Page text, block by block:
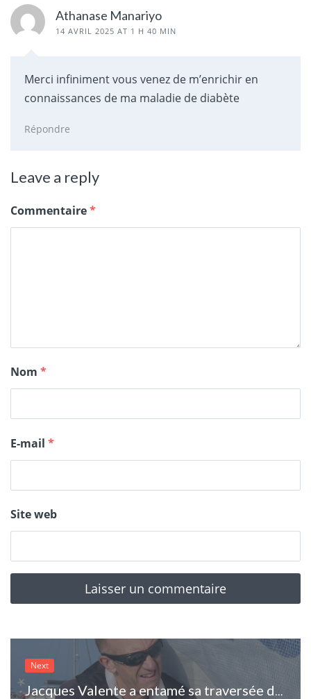
Athanase Manariyo
14 AVRIL 2025 AT 1 H 40 MIN
Merci infiniment vous venez de m’enrichir en
connaissances de ma maladie de diabète
Répondre
Leave a reply
Commentaire*
Nom *
E-mail *
Site web
Next
Jacques Valente a entamé sa traversée de l’Atlantique en faveur du don d’organes